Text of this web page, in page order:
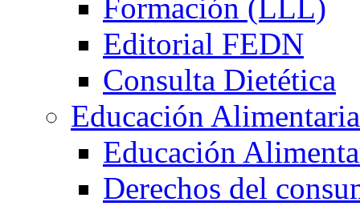
Formación (LLL)
Editorial FEDN
Consulta Dietética
Educación Alimentaria
Educación
Derechos del